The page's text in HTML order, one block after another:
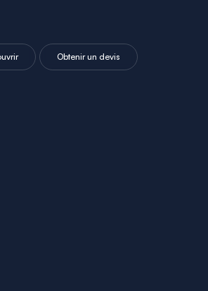
Obtenir un devis